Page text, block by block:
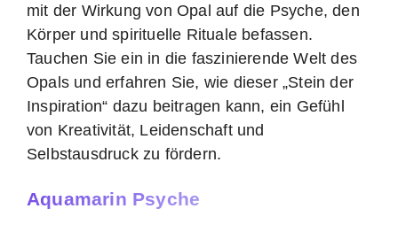
mit der Wirkung von Opal auf die Psyche, den
Körper und spirituelle Rituale befassen.
Tauchen Sie ein in die faszinierende Welt des
Opals und erfahren Sie, wie dieser „Stein der
Inspiration“ dazu beitragen kann, ein Gefühl
von Kreativität, Leidenschaft und
Selbstausdruck zu fördern.
Aquamarin Psyche